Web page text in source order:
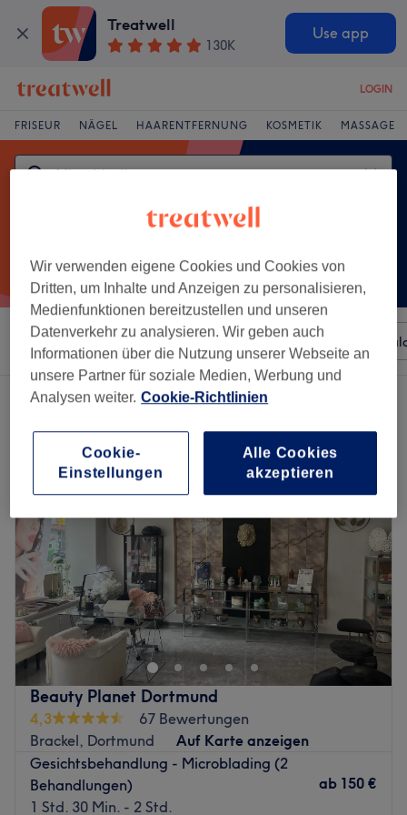
Treatwell
130K
Use app
LOGIN
FRISEUR NÄGEL HAARENTFERNUNG KOSMETIK MASSAGE
Sortieren nach Beliebiger Preis Besonderheiten
Ein Salon, der anbietet:
Beauty Planet Dortmund
4,3
67 Bewertungen
Brackel, Dortmund
Auf Karte anzeigen
Gesichtsbehandlung - Microblading (2
Behandlungen)
1 Std. 30 Min. - 2 Std.
ab 150 €
Wir verwenden eigene Cookies und Cookies von
Dritten, um Inhalte und Anzeigen zu personalisieren,
Medienfunktionen bereitzustellen und unseren
Datenverkehr zu analysieren. Wir geben auch
Informationen über die Nutzung unserer Webseite an
unsere Partner für soziale Medien, Werbung und
Analysen weiter. Cookie-Richtlinien
Cookie-
Einstellungen
Alle Cookies
akzeptieren